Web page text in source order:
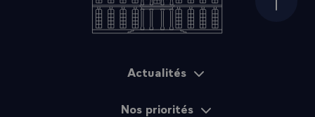
Haut
Actualités
Nos priorités